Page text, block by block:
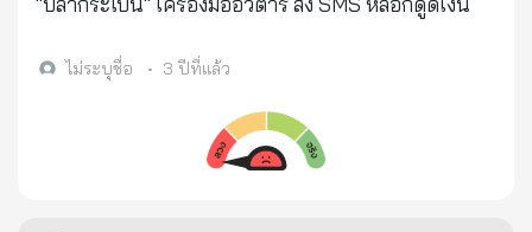
ไม่ระบุชื่อ • 3 ปีที่แล้ว